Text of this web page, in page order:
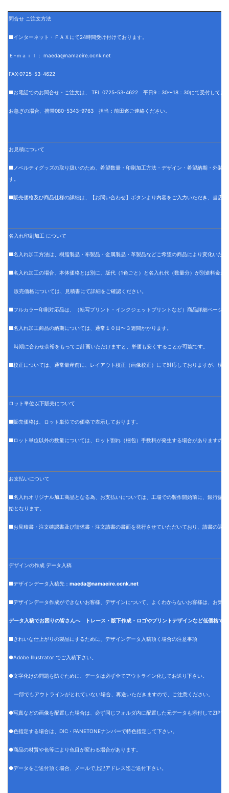
問合せ ご注文方法
■インターネット・ＦＡＸにて24時間受け付けております。
Ｅ-ｍａｉｌ： maeda@namaeire.ocnk.net
FAX:0725-53-4622
■お電話でのお問合せ・ご注文は、 TEL 0725-53-4622 平日9：30〜18：30にて受付してお
お急ぎの場合、携帯080-5343-9763 担当：前田迄ご連絡ください。
お見積について
■ノベルティグッズの取り扱いのため、希望数量・印刷加工方法・デザイン・希望納期・外装
す。
■販売価格及び商品仕様の詳細は、【お問い合わせ】ボタンより内容をご入力いただき、当店
名入れ印刷加工 について
■名入れ加工方法は、樹脂製品・布製品・金属製品・革製品などご希望の商品により変化いたし
■名入れ加工の場合、本体価格とは別に、版代（1色ごと）と名入れ代（数量分）が別途料金が
販売価格については、見積書にて詳細をご確認ください。
■フルカラー印刷対応品は、（転写プリント・インクジェットプリントなど）商品詳細ページ
■名入れ加工商品の納期については、通常１０日〜３週間かかります。
時期に合わせ余裕をもってご計画いただけますと、単価も安くすることが可能です。
■校正については、通常量産前に、レイアウト校正（画像校正）にて対応しておりますが、現
ロット単位以下販売について
■販売価格は、ロット単位での価格で表示しております。
■ロット単位以外の数量については、ロット割れ（梱包）手数料が発生する場合がありますの
お支払いについて
■名入れオリジナル加工商品となる為、お支払いについては、工場での製作開始前に、銀行振
始となります。
■お見積書・注文確認書及び請求書・注文請書の書面を発行させていただいており、請書の返
デザインの作成 データ入稿
■デザインデータ入稿先： maeda@namaeire.ocnk.net
■デザインデータ作成ができないお客様、デザインについて、よくわからないお客様は、お気
データ入稿でお困りの皆さんへ トレース・版下作成・ロゴやプリントデザインなど低価格で
■きれいな仕上がりの製品にするために、デザインデータ入稿頂く場合の注意事項
●Adobe Illustrator でご入稿下さい。
●文字化けの問題を防ぐために、データは必ず全てアウトライン化してお送り下さい。
一部でもアウトラインがとれていない場合、再送いただきますので、ご注意ください。
●写真などの画像を配置した場合は、必ず同じフォルダ内に配置した元データも添付してZIPフ
●色指定する場合は、DIC・PANETONEナンバーで特色指定して下さい。
●商品の材質や色等により色目が変わる場合があります。
●データをご送付頂く場合、メールで上記アドレス迄ご送付下さい。